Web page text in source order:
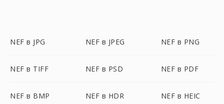
NEF в JPG NEF в JPEG NEF в PNG
NEF в TIFF NEF в PSD NEF в PDF
NEF в BMP NEF в HDR NEF в HEIC